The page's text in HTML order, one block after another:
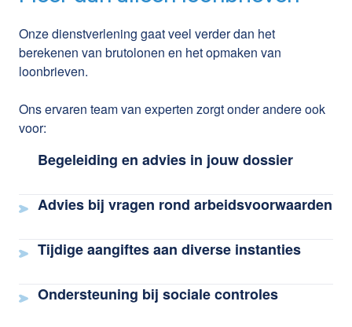
Onze dienstverlening gaat veel verder dan het
berekenen van brutolonen en het opmaken van
loonbrieven.
Ons ervaren team van experten zorgt onder andere ook
voor:
Begeleiding en advies in jouw dossier
Advies bij vragen rond arbeidsvoorwaarden
Tijdige aangiftes aan diverse instanties
Ondersteuning bij sociale controles